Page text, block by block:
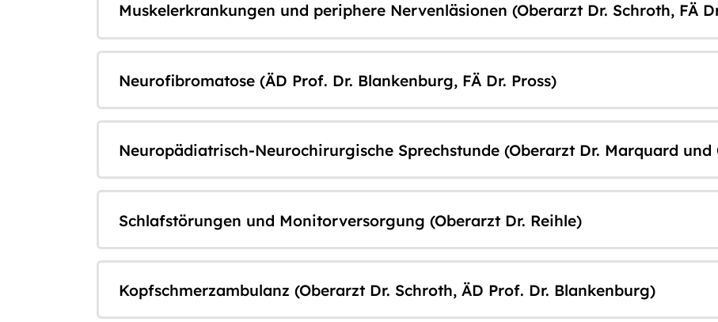
Muskelerkrankungen und periphere Nervenläsionen (Oberarzt Dr. Schroth, FÄ
Neurofibromatose (ÄD Prof. Dr. Blankenburg, FÄ Dr. Pross)
Neuropädiatrisch-Neurochirurgische Sprechstunde (Oberarzt Dr. Marquard und
Schlafstörungen und Monitorversorgung (Oberarzt Dr. Reihle)
Kopfschmerzambulanz (Oberarzt Dr. Schroth, ÄD Prof. Dr. Blankenburg)